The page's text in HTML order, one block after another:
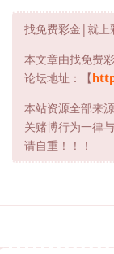
找免费彩金|就上
本文章由找免费
论坛地址：【
本站资源全部来
关赌博行为一律
请自重！！！